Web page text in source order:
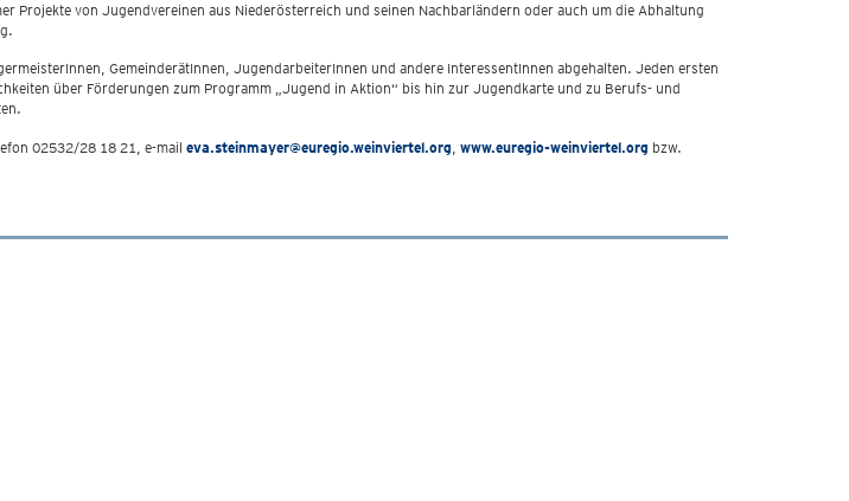
Projekte von Jugendvereinen aus Niederösterreich und seinen Nachbarländern oder auch um die Abhaltung
GemeinderätInnen, JugendarbeiterInnen und andere InteressentInnen abgehalten. Jeden ersten
über Förderungen zum Programm „Jugend in Aktion“ bis hin zur Jugendkarte und zu Berufs- und
02532/28 18 21, e-mail eva.steinmayer@euregio.weinviertel.org, www.euregio-weinviertel.org bzw.